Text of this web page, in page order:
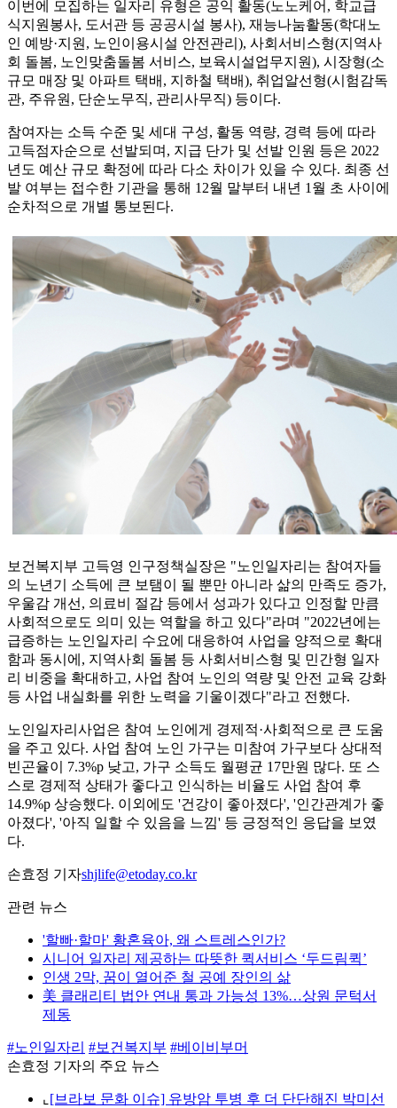
이번에 모집하는 일자리 유형은 공익 활동(노노케어, 학교급
식지원봉사, 도서관 등 공공시설 봉사), 재능나눔활동(학대노
인 예방·지원, 노인이용시설 안전관리), 사회서비스형(지역사
회 돌봄, 노인맞춤돌봄 서비스, 보육시설업무지원), 시장형(소
규모 매장 및 아파트 택배, 지하철 택배), 취업알선형(시험감독
관, 주유원, 단순노무직, 관리사무직) 등이다.
참여자는 소득 수준 및 세대 구성, 활동 역량, 경력 등에 따라
고득점자순으로 선발되며, 지급 단가 및 선발 인원 등은 2022
년도 예산 규모 확정에 따라 다소 차이가 있을 수 있다. 최종 선
발 여부는 접수한 기관을 통해 12월 말부터 내년 1월 초 사이에
순차적으로 개별 통보된다.
보건복지부 고득영 인구정책실장은 "노인일자리는 참여자들
의 노년기 소득에 큰 보탬이 될 뿐만 아니라 삶의 만족도 증가,
우울감 개선, 의료비 절감 등에서 성과가 있다고 인정할 만큼
사회적으로도 의미 있는 역할을 하고 있다"라며 "2022년에는
급증하는 노인일자리 수요에 대응하여 사업을 양적으로 확대
함과 동시에, 지역사회 돌봄 등 사회서비스형 및 민간형 일자
리 비중을 확대하고, 사업 참여 노인의 역량 및 안전 교육 강화
등 사업 내실화를 위한 노력을 기울이겠다"라고 전했다.
노인일자리사업은 참여 노인에게 경제적·사회적으로 큰 도움
을 주고 있다. 사업 참여 노인 가구는 미참여 가구보다 상대적
빈곤율이 7.3%p 낮고, 가구 소득도 월평균 17만원 많다. 또 스
스로 경제적 상태가 좋다고 인식하는 비율도 사업 참여 후
14.9%p 상승했다. 이외에도 '건강이 좋아졌다', '인간관계가 좋
아졌다', '아직 일할 수 있음을 느낌' 등 긍정적인 응답을 보였
다.
손효정 기자shjlife@etoday.co.kr
관련 뉴스
'할빠·할마' 황혼육아, 왜 스트레스인가?
시니어 일자리 제공하는 따뜻한 퀵서비스 ‘두드림퀵’
인생 2막, 꿈이 열어준 철 공예 장인의 삶
美 클래리티 법안 연내 통과 가능성 13%…상원 문턱서
제동
#노인일자리 #보건복지부 #베이비부머
손효정 기자의 주요 뉴스
⌞ [브라보 문화 이슈] 유방암 투병 후 더 단단해진 박미선